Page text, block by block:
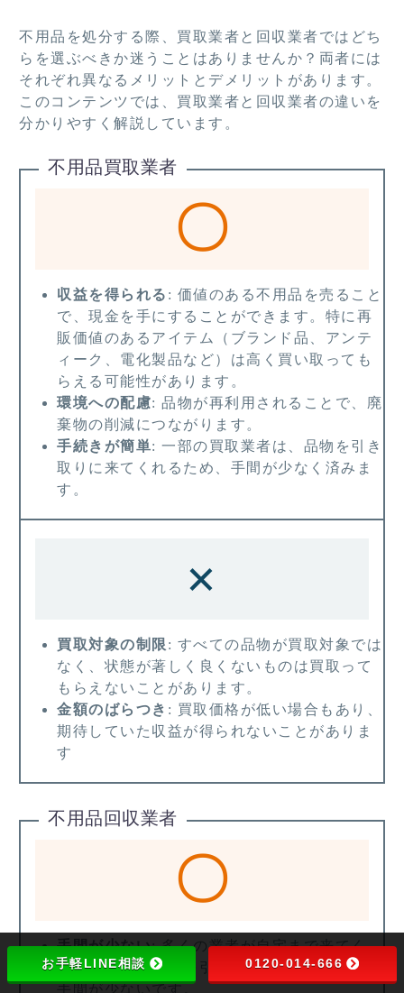
不用品を処分する際、買取業者と回収業者ではどち
らを選ぶべきか迷うことはありませんか？両者には
それぞれ異なるメリットとデメリットがあります。
このコンテンツでは、買取業者と回収業者の違いを
分かりやすく解説しています。
不用品買取業者
〇
収益を得られる : 価値のある不用品を売ること
で、現金を手にすることができます。特に再
販価値のあるアイテム（ブランド品、アンテ
ィーク、電化製品など）は高く買い取っても
らえる可能性があります。
環境への配慮: 品物が再利用されることで、廃
棄物の削減につながります。
手続きが簡単: 一部の買取業者は、品物を引き
取りに来てくれるため、手間が少なく済みま
す。
×
買取対象の制限 : すべての品物が買取対象では
なく、状態が著しく良くないものは買取って
もらえないことがあります。
金額のばらつき : 買取価格が低い場合もあり、
期待していた収益が得られないことがありま
す
不用品回収業者
〇
手間が少ない: 多くの業者が自宅まで来てく
れ、即時に不用品を引き取ってくれるため、
手間が少ないです。
お手軽LINE相談 0120-014-666